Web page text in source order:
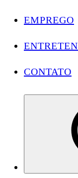
EMPREGO
CONTATO
Conectando você às notícias do